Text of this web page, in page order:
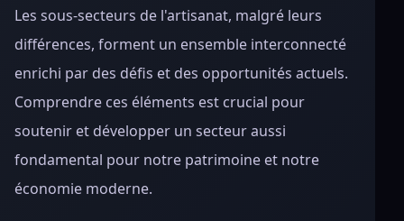
Les sous-secteurs de l'artisanat, malgré leurs
différences, forment un ensemble interconnecté
enrichi par des défis et des opportunités actuels.
Comprendre ces éléments est crucial pour
soutenir et développer un secteur aussi
fondamental pour notre patrimoine et notre
économie moderne.